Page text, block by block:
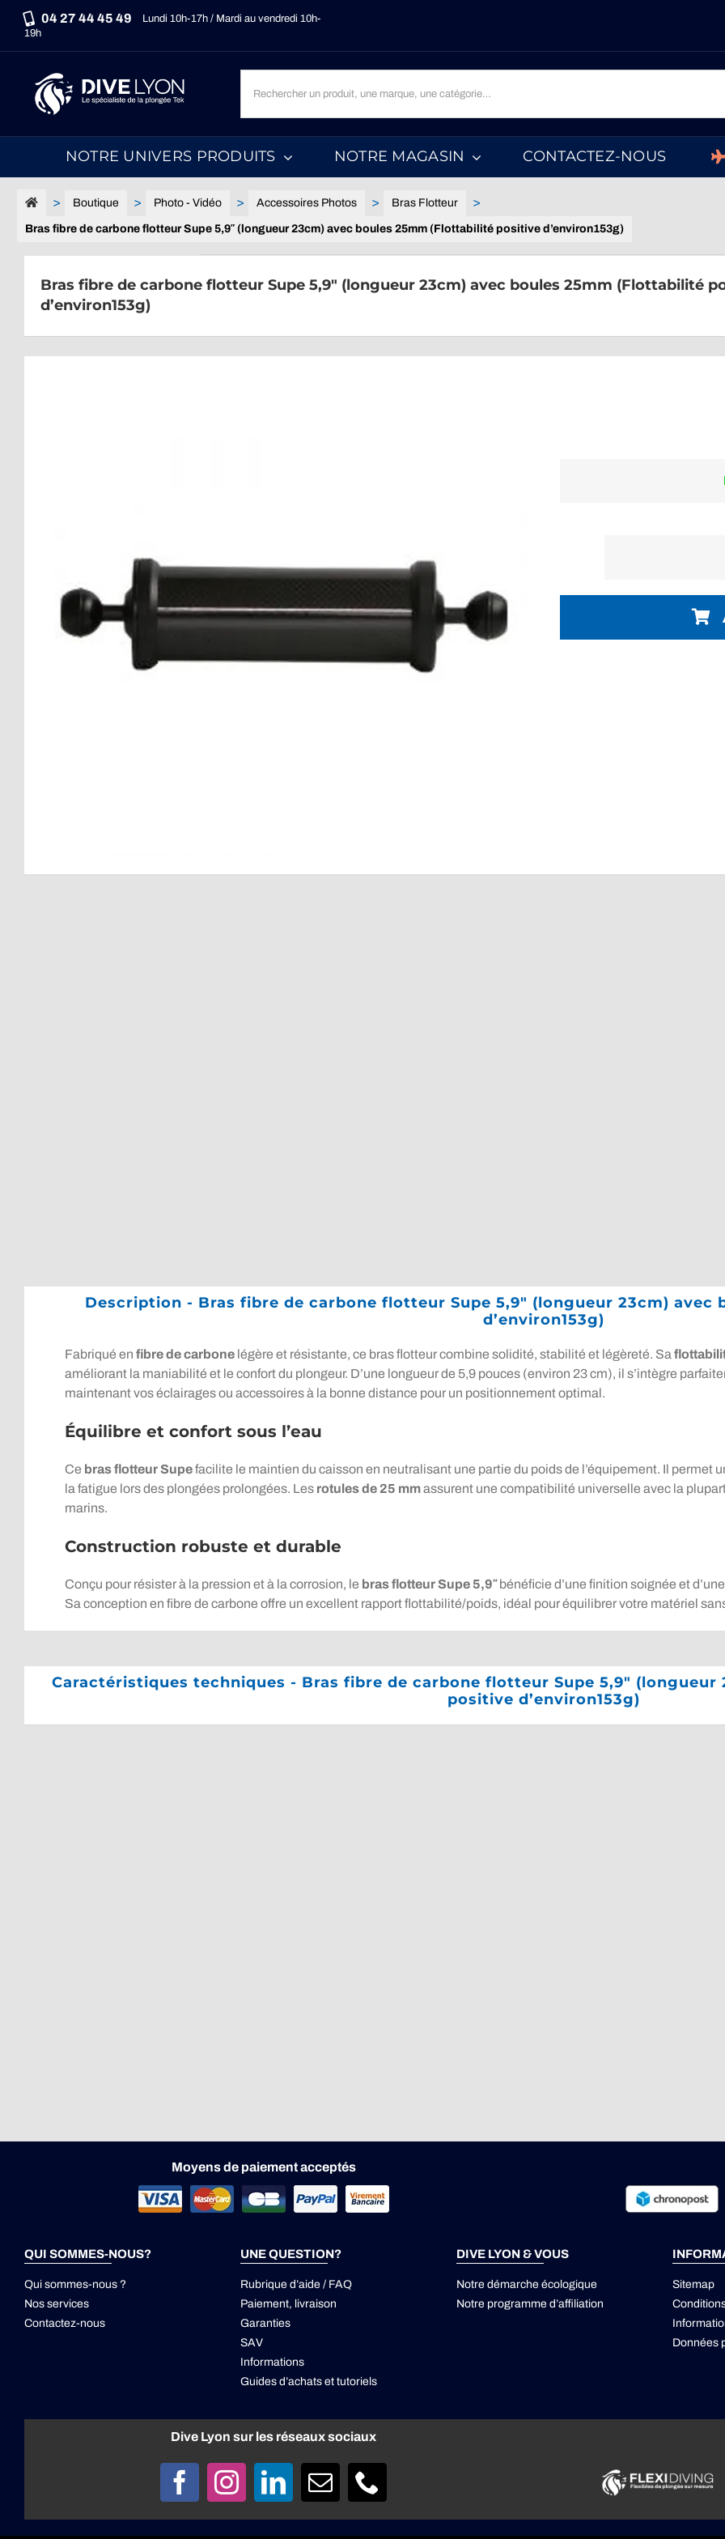
Passer
04 27 44 45 49
Lundi 10h-17h / Mardi au vendredi 10h-
19h
un
produit,
une
marque,
une
catégorie...
NOTRE UNIVERS PRODUITS NOTRE MAGASIN CONTACTEZ-NOUS
Boutique Photo - Vidéo Accessoires Photos Bras Flotteur
Bras fibre de carbone flotteur Supe 5,9″ (longueur 23cm) avec boules 25mm (Flottabilité positive d’environ153g)
Bras fibre de carbone flotteur Supe 5,9″ (longueur 23cm) avec boules 25mm (Flottabilité
d’environ153g)
Description - Bras fibre de carbone flotteur Supe 5,9″ (longueur 23cm)
d’environ153g)
Fabriqué en fibre de carbonelégère et résistante, ce bras flotteur combine solidité, stabilité et légèreté. Sa
améliorant la maniabilité et le confort du plongeur. D’une longueur de 5,9 pouces (environ 23 cm), il s’intègre
maintenant vos éclairages ou accessoires à la bonne distance pour un positionnement optimal.
Équilibre et confort sous l’eau
Ce bras flotteur Supefacilite le maintien du caisson en neutralisant une partie du poids de l’équipement. Il permet
la fatigue lors des plongées prolongées. Les rotules de 25 mmassurent une compatibilité universelle avec la
marins.
Construction robuste et durable
Conçu pour résister à la pression et à la corrosion, le bras flotteur Supe 5,9″bénéficie d’une finition soignée et
Sa conception en fibre de carbone offre un excellent rapport flottabilité/poids, idéal pour équilibrer votre matériel
Caractéristiques techniques - Bras fibre de carbone flotteur Supe 5,9″
positive d’environ153g)
Moyens de paiement acceptés
QUI SOMMES-NOUS?
Qui sommes-nous ?
Nos services
Contactez-nous
UNE QUESTION?
Rubrique d’aide / FAQ
Paiement, livraison
Garanties
SAV
Informations
Guides d’achats et tutoriels
DIVE LYON & VOUS
Notre démarche écologique
Notre programme d’affiliation
Sitemap
Données
Dive Lyon sur les réseaux sociaux